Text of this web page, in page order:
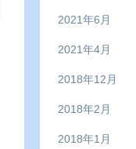
2021年6月
2021年4月
2018年12月
2018年2月
2018年1月